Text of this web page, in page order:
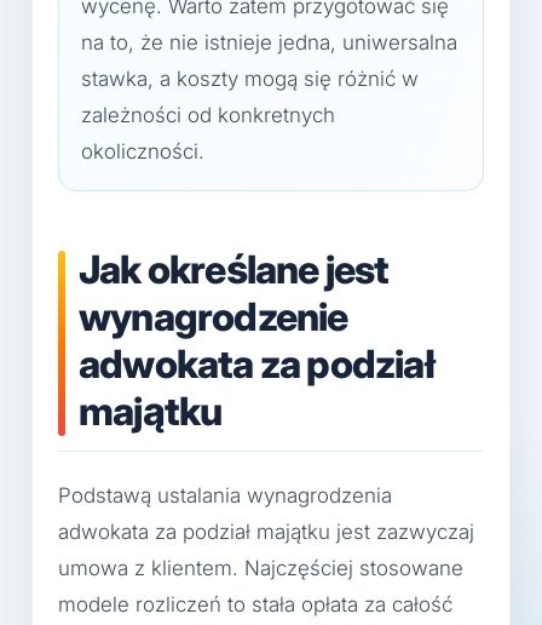
wycenę. Warto zatem przygotować się
na to, że nie istnieje jedna, uniwersalna
stawka, a koszty mogą się różnić w
zależności od konkretnych
okoliczności.
Jak określane jest
wynagrodzenie
adwokata za podział
majątku
Podstawą ustalania wynagrodzenia
adwokata za podział majątku jest zazwyczaj
umowa z klientem. Najczęściej stosowane
modele rozliczeń to stała opłata za całość